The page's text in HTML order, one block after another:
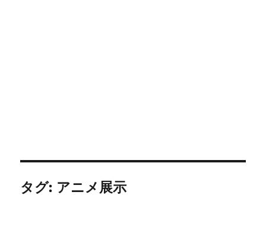
タグ: アニメ展示